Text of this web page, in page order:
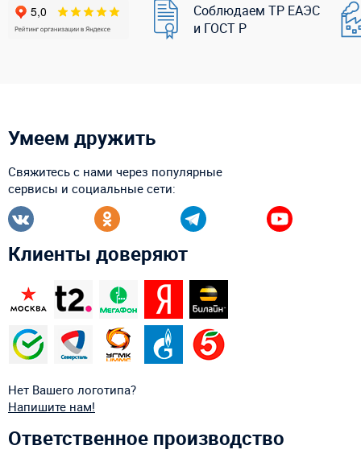
Соблюдаем ТР ЕАЭС
и ГОСТ Р
Умеем дружить
Свяжитесь с нами через популярные
сервисы и социальные сети:
Клиенты доверяют
Нет Вашего логотипа?
Напишите нам!
Ответственное производство